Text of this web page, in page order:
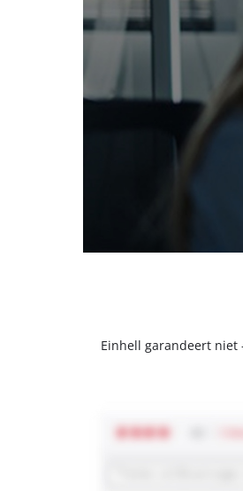
Einhell garandeert niet